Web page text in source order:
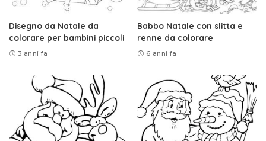
Disegno da Natale da
colorare per bambini piccoli
3 anni fa
Babbo Natale con slitta e
renne da colorare
6 anni fa